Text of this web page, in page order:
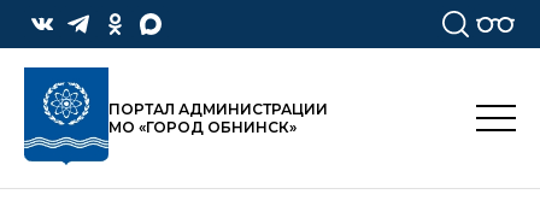
ПОРТАЛ АДМИНИСТРАЦИИ
МО «ГОРОД ОБНИНСК»